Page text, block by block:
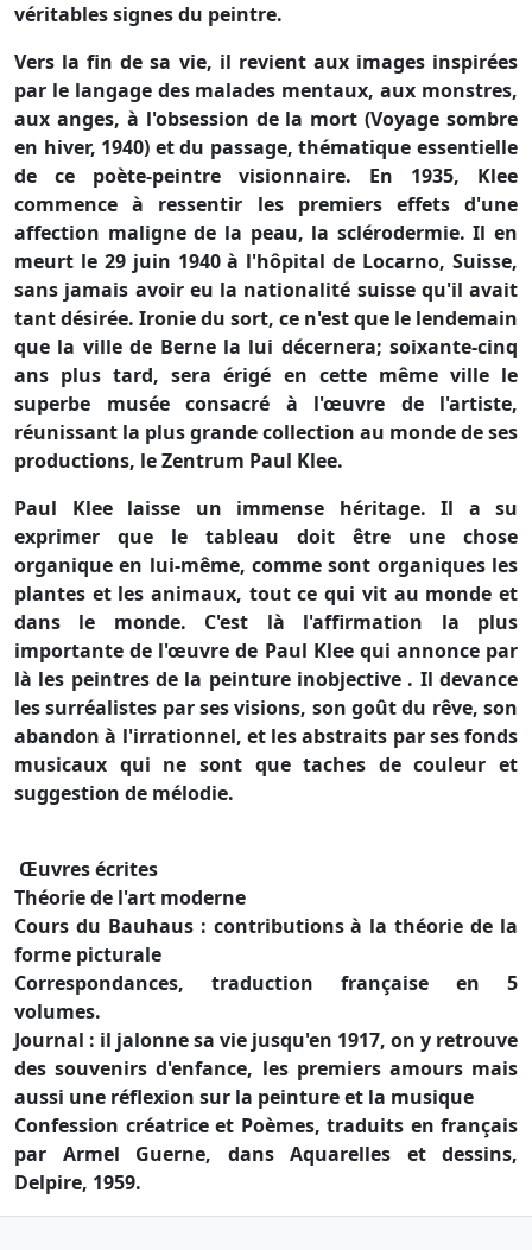
véritables signes du peintre.
Vers la fin de sa vie, il revient aux images inspirées
par le langage des malades mentaux, aux monstres,
aux anges, à l'obsession de la mort (Voyage sombre
en hiver, 1940) et du passage, thématique essentielle
de ce poète-peintre visionnaire. En 1935, Klee
commence à ressentir les premiers effets d'une
affection maligne de la peau, la sclérodermie. Il en
meurt le 29 juin 1940 à l'hôpital de Locarno, Suisse,
sans jamais avoir eu la nationalité suisse qu'il avait
tant désirée. Ironie du sort, ce n'est que le lendemain
que la ville de Berne la lui décernera; soixante-cinq
ans plus tard, sera érigé en cette même ville le
superbe musée consacré à l'œuvre de l'artiste,
réunissant la plus grande collection au monde de ses
productions, le Zentrum Paul Klee.
Paul Klee laisse un immense héritage. Il a su
exprimer que le tableau doit être une chose
organique en lui-même, comme sont organiques les
plantes et les animaux, tout ce qui vit au monde et
dans le monde. C'est là l'affirmation la plus
importante de l'œuvre de Paul Klee qui annonce par
là les peintres de la peinture inobjective . Il devance
les surréalistes par ses visions, son goût du rêve, son
abandon à l'irrationnel, et les abstraits par ses fonds
musicaux qui ne sont que taches de couleur et
suggestion de mélodie.
Œuvres écrites
Théorie de l'art moderne
Cours du Bauhaus : contributions à la théorie de la
forme picturale
Correspondances, traduction française en 5
volumes.
Journal : il jalonne sa vie jusqu'en 1917, on y retrouve
des souvenirs d'enfance, les premiers amours mais
aussi une réflexion sur la peinture et la musique
Confession créatrice et Poèmes, traduits en français
par Armel Guerne, dans Aquarelles et dessins,
Delpire, 1959.